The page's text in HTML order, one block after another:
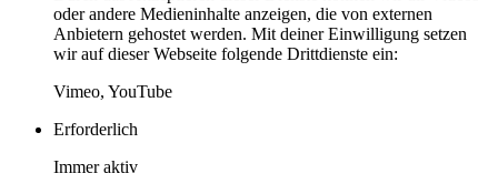
oder andere Medieninhalte anzeigen, die von externen
Anbietern gehostet werden. Mit deiner Einwilligung setzen
wir auf dieser Webseite folgende Drittdienste ein:
Vimeo, YouTube
Erforderlich
Immer aktiv